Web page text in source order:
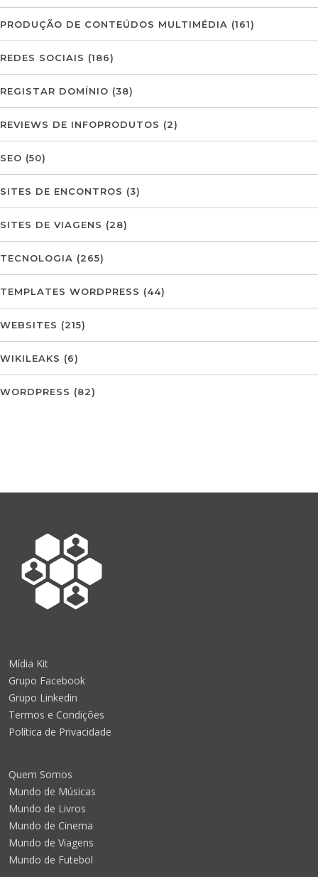
PRODUÇÃO DE CONTEÚDOS MULTIMÉDIA (161)
REDES SOCIAIS (186)
REGISTAR DOMÍNIO (38)
REVIEWS DE INFOPRODUTOS (2)
SEO (50)
SITES DE ENCONTROS (3)
SITES DE VIAGENS (28)
TECNOLOGIA (265)
TEMPLATES WORDPRESS (44)
WEBSITES (215)
WIKILEAKS (6)
WORDPRESS (82)
Mídia Kit
Grupo Facebook
Grupo Linkedin
Termos e Condições
Política de Privacidade
Quem Somos
Mundo de Músicas
Mundo de Livros
Mundo de Cinema
Mundo de Viagens
Mundo de Futebol